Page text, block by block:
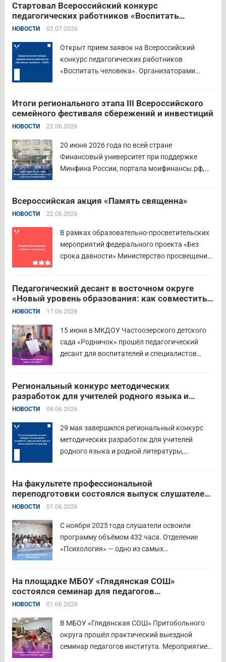
Стартовал Всероссийский конкурс
педагогических работников «Воспитать
человека – 2026»
НОВОСТИ 02.07.2026
Открыт прием заявок на Всероссийский
конкурс педагогических работников
«Воспитать человека». Организаторами
Институт изучения детства, семьи и
воспитания и Российский детско-юношеский
центр. Прием заявок пройдет до 26 июля
включительно. Участниками конкурса могут
стать педагоги детских...
Итоги регионального этапа III Всероссийского
семейного фестиваля сбережений и инвестиций
НОВОСТИ 22.06.2026
20 июня 2026 года по всей стране
Финансовый университет при поддержке
Минфина России, портала моифинансы.рф,
семейного фестиваля сбережений и
инвестиций. В Курганской области
филиал Финуниверситета. 16 семей-
победителей... Читать дальше
Всероссийская акция «Память священна»
НОВОСТИ 22.06.2026
В рамках образовательно-просветительских
мероприятий федерального проекта «Без
срока давности» Министерство просвещения
проводят всероссийскую акцию «Память
священна». 22 июня 2026 года Россия
отмечает 85-ю годовщину начала Великой
Педагогический десант в восточном округе
«Новый уровень образования: как совместить
качество и эффективность»
НОВОСТИ 17.06.2026
15 июня в МКДОУ Частоозерского детского
сада «Родничок» прошёл педагогический
десант для воспитателей и специалистов
педагогов восточного округа для повышения
профессиональных компетенций и
знакомства с актуальными подходами к
Региональный конкурс методических
разработок для учителей родного языка и
родной литературы
НОВОСТИ 08.06.2026
29 мая завершился региональный конкурс
методических разработок для учителей
родного языка и родной литературы,
инновационными подходами в преподавании
родного языка и родной литературы. Цели
конкурса: — выявление и распространение
передового педагогического...
На факультете профессиональной
переподготовки состоялся выпуск слушателей
отделения «Психология»
НОВОСТИ 01.06.2026
С ноября 2025 года слушатели освоили
программу объёмом 432 часа. Отделение
«Психология» — одно из самых
квалифицированных педагогов-психологов в
общеобразовательных организациях. Все
выпускники успешно прошли итоговую
аттестацию в форме экзамена и получили
Читать дальше
На площадке МБОУ «Глядянская СОШ»
состоялся семинар для педагогов
Центрального образовательного округа
НОВОСТИ 01.06.2026
В МБОУ «Глядянская СОШ» Притобольного
округа прошёл практический выездной
семинар педагогов института. Мероприятие